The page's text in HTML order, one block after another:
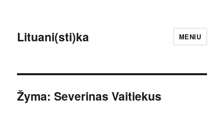
Lituani(sti)ka MENIU
Žyma:Severinas Vaitiekus